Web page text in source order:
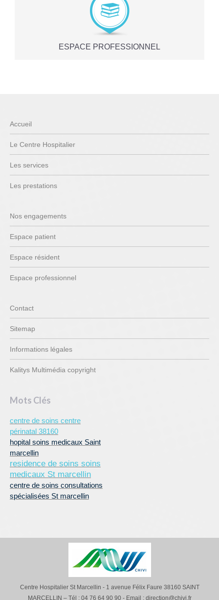
ESPACE PROFESSIONNEL
Accueil
Le Centre Hospitalier
Les services
Les prestations
Nos engagements
Espace patient
Espace résident
Espace professionnel
Contact
Sitemap
Informations légales
Kalitys Multimédia copyright
Mots Clés
centre de soins centre
périnatal 38160
hopital soins medicaux Saint
marcellin
residence de soins soins
medicaux St marcellin
centre de soins consultations
spécialisées St marcellin
Centre Hospitalier St Marcellin - 1 avenue Félix Faure 38160 SAINT
MARCELLIN – Tél : 04 76 64 90 90 - Email : direction@chivi.fr